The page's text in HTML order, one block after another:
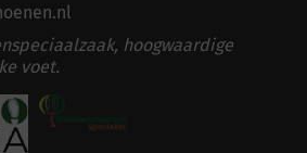
hoogwaardige
voet.